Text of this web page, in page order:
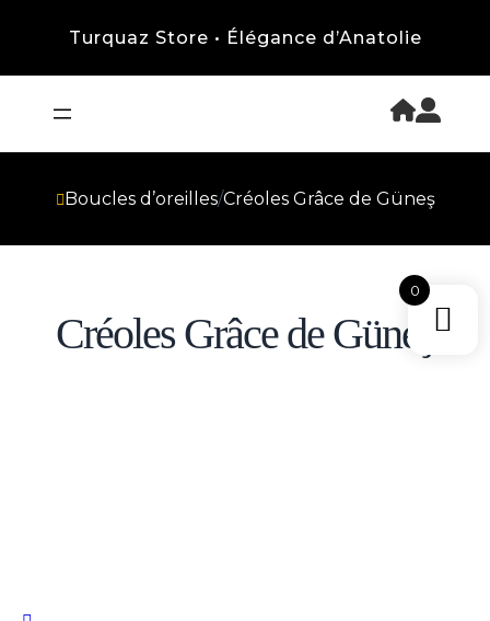
Turquaz Store • Élégance d’Anatolie
Boucles d’oreilles/Créoles Grâce de Güneş
Créoles Grâce de Güneş
0